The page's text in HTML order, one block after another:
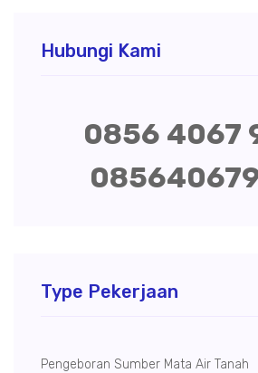
Hubungi Kami
0856 4067
Type Pekerjaan
Pengeboran Sumber Mata Air Tanah